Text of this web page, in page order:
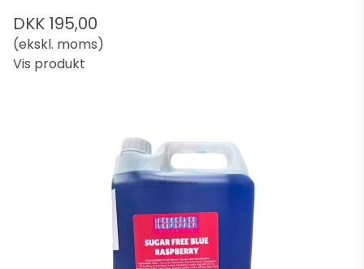
DKK 195,00
(ekskl. moms)
Vis produkt